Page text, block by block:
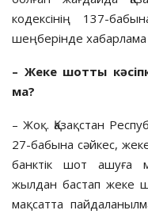
кодексінің 137-
шеңберінде хабарлама
– Жеке шотты
ма?
– Жоқ. Қазақстан
27-бабына сәйкес,
банктік шот ашуға
жылдан бастап жеке
мақсатта